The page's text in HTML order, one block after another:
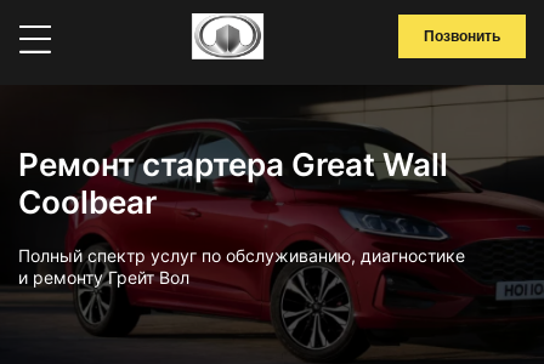
Позвонить
Ремонт стартера Great Wall
Coolbear
Полный спектр услуг по обслуживанию, диагностике
и ремонту Грейт Вол